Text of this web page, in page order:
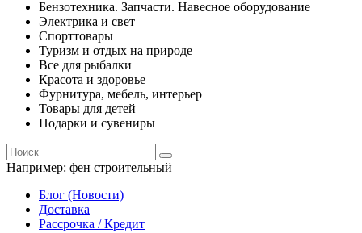
Бензотехника. Запчасти. Навесное оборудование
Электрика и свет
Спорттовары
Туризм и отдых на природе
Все для рыбалки
Красота и здоровье
Фурнитура, мебель, интерьер
Товары для детей
Подарки и сувениры
Например: фен строительный
Блог (Новости)
Доставка
Рассрочка / Кредит